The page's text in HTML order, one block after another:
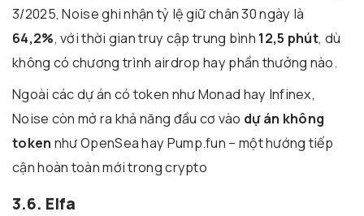
3/2025, Noise ghi nhận tỷ lệ giữ chân 30 ngày là
64,2%, với thời gian truy cập trung bình 12,5 phút, dù
không có chương trình airdrop hay phần thưởng nào.
Ngoài các dự án có token như Monad hay Infinex,
Noise còn mở ra khả năng đầu cơ vào dự án không
token như OpenSea hay Pump.fun – một hướng tiếp
cận hoàn toàn mới trong crypto
3.6. Elfa